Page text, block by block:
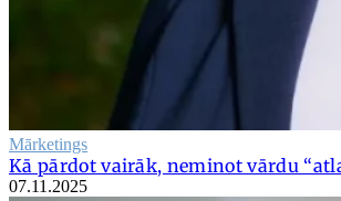
Mārketings
Kā pārdot vairāk, neminot vārdu
07.11.2025